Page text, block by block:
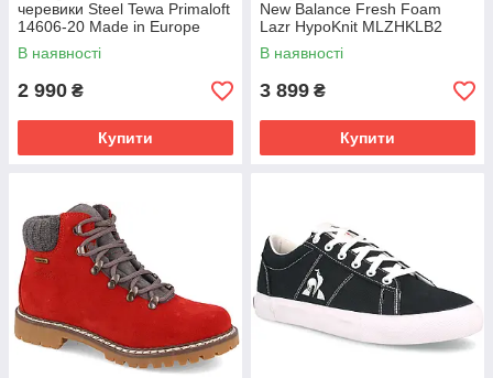
черевики Steel Tewa Primaloft
14606-20 Made in Europe
РОЗМІРИ ЗАПИТУЙТЕ
В наявності
2 990 ₴
Купити
New Balance Fresh Foam
Lazr HypoKnit MLZHKLB2
РОЗМІРИ ЗАПИТУЙТЕ
В наявності
3 899 ₴
Купити